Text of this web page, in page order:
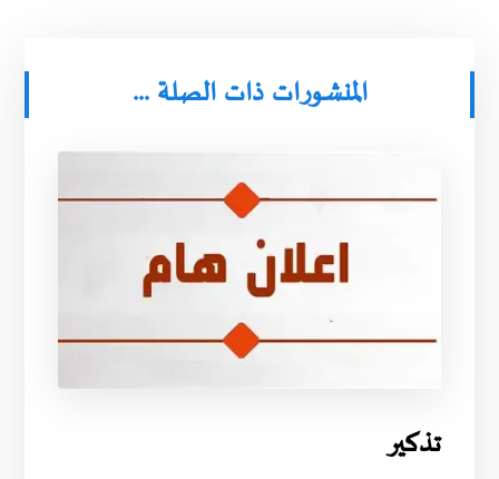
المنشورات ذات الصلة ...
تذكير